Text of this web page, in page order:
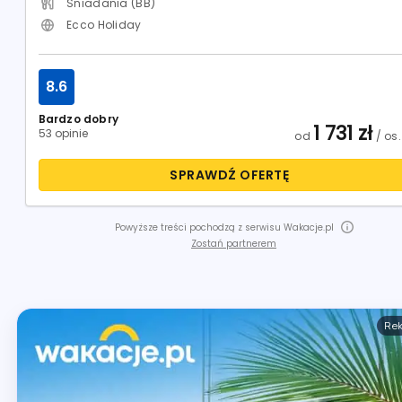
Śniadania (BB)
Ecco Holiday
Bardzo dobry
53 opinie
8.6
od 1 731 zł/ os.
SPRAWDŹ OFERTĘ
Powyższe treści pochodzą z serwisu Wakacje.pl
Zostań partnerem